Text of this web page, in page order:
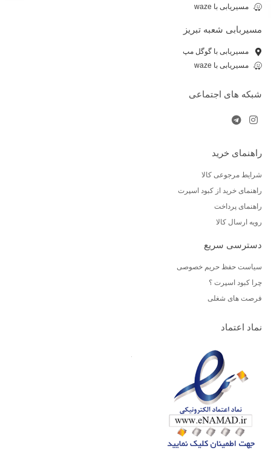
مسیریابی با waze
مسیربابی شعبه تبریز
مسیریابی با گوگل مپ
مسیریابی با waze
شبکه های اجتماعی
راهنمای خرید
شرایط مرجوعی کالا
راهنمای خرید از کبود اسپرت
راهنمای پرداخت
رویه ارسال کالا
دسترسی سریع
سیاست حفظ حریم خصوصی
چرا کبود اسپرت ؟
فرصت های شغلی
نماد اعتماد